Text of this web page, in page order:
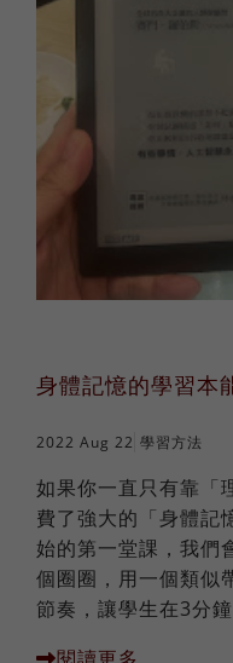
身體記憶的學習本
2022 Aug 22 學習方法
如果你一直只有靠「
費了強大的「身體記
始的第一堂課，我們
個圈圈，用一個類似
節奏，讓學生在3分